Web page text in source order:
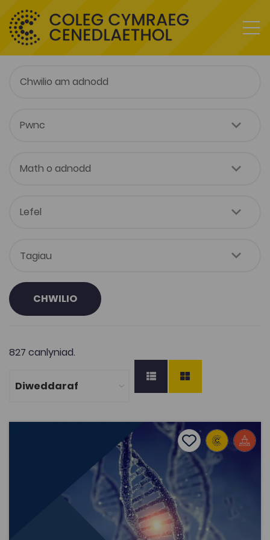
CHWILIO
827 canlyniad.
Gweithdai Bioamrywiaeth
Add to favourites
Add to favourites
Gweithdai Bioamrywiaeth
Pont i'r Brifysgol
Gwyddorau Biolegol
Adnodd Coleg Cymraeg